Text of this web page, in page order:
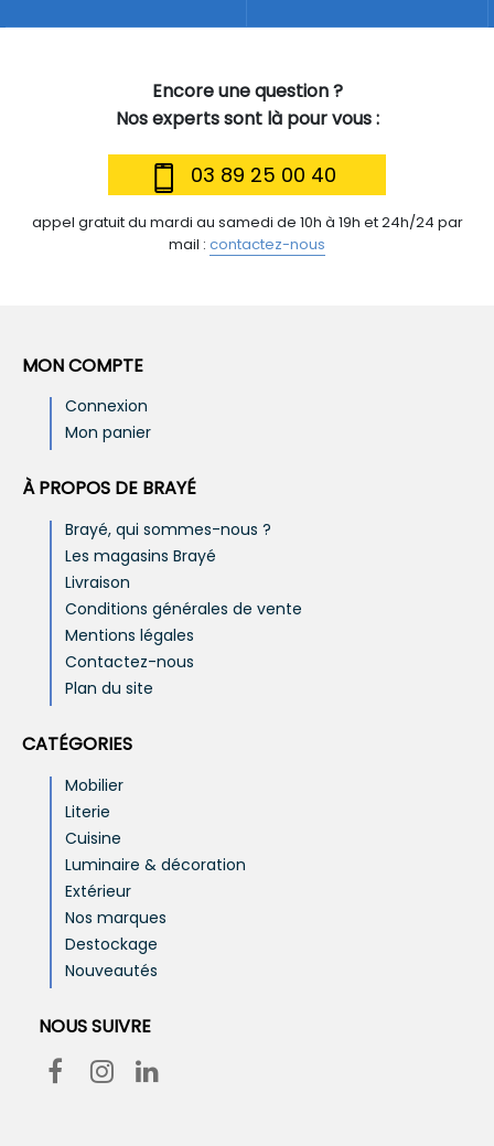
Encore une question ?
Nos experts sont là pour vous :
03 89 25 00 40
appel gratuit du mardi au samedi de 10h à 19h et 24h/24 par
mail : contactez-nous
MON COMPTE
Connexion
Mon panier
À PROPOS DE BRAYÉ
Brayé, qui sommes-nous ?
Les magasins Brayé
Livraison
Conditions générales de vente
Mentions légales
Contactez-nous
Plan du site
CATÉGORIES
Mobilier
Literie
Cuisine
Luminaire & décoration
Extérieur
Nos marques
Destockage
Nouveautés
NOUS SUIVRE